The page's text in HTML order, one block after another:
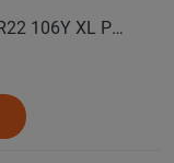
COMFORSER Автошина 285/35 ZR22 106Y XL PURESPEED лето